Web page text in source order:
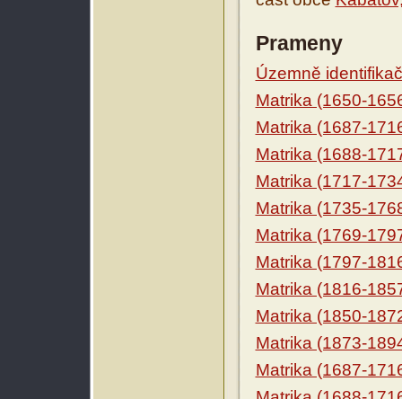
Prameny
Územně
Matrika (1650-
Matrika (1687-
Matrika (1688-
Matrika (1717-
Matrika (1735-
Matrika (1769-
Matrika (1797-
Matrika (1816-
Matrika (1850-
Matrika (1873-
Matrika (1687-